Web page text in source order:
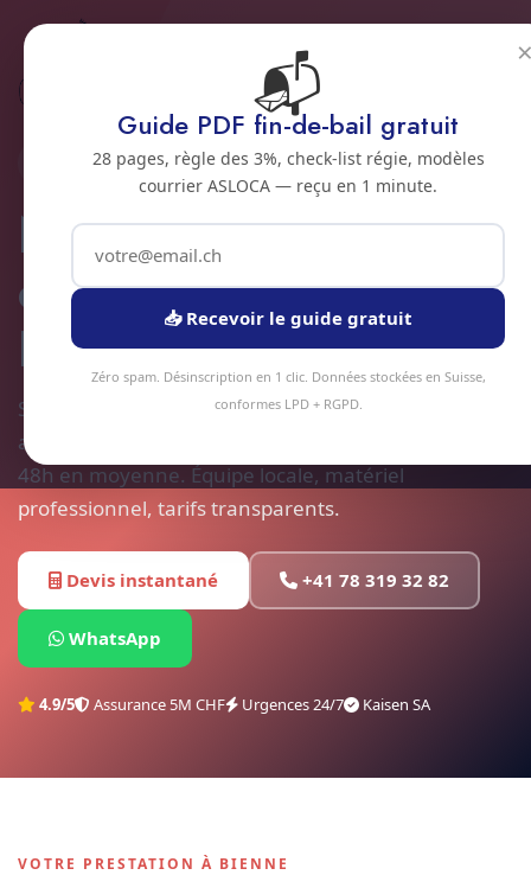
Nettoyage cryogenique
Bienne
2500 · JURA BERNOIS
Nettoyage
cryogenique a
Bienne
Service nettoyage cryogenique à Bienne et
alentours. Devis gratuit sous 24h, intervention sous
48h en moyenne. Équipe locale, matériel
professionnel, tarifs transparents.
Devis instantané +41 78 319 32 82
WhatsApp
4.9/5 Assurance 5M CHF Urgences 24/7 Kaisen SA
VOTRE PRESTATION À BIENNE
📬
Guide PDF fin-de-bail gratuit
28 pages, règle des 3%, check-list régie, modèles
courrier ASLOCA — reçu en 1 minute.
📥 Recevoir le guide gratuit
Zéro spam. Désinscription en 1 clic. Données stockées en Suisse,
conformes LPD + RGPD.